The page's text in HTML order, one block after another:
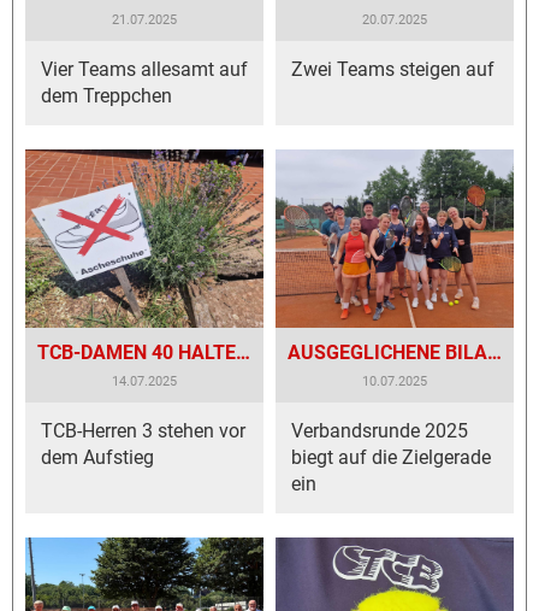
21.07.2025
Vier Teams allesamt auf
dem Treppchen
20.07.2025
Zwei Teams steigen auf
TCB-DAMEN 40 HALTEN DIE BEZIRKSSTAFFEL!
14.07.2025
TCB-Herren 3 stehen vor
dem Aufstieg
AUSGEGLICHENE BILANZ DER TCB-MANNSCHAFTEN!
10.07.2025
Verbandsrunde 2025
biegt auf die Zielgerade
ein